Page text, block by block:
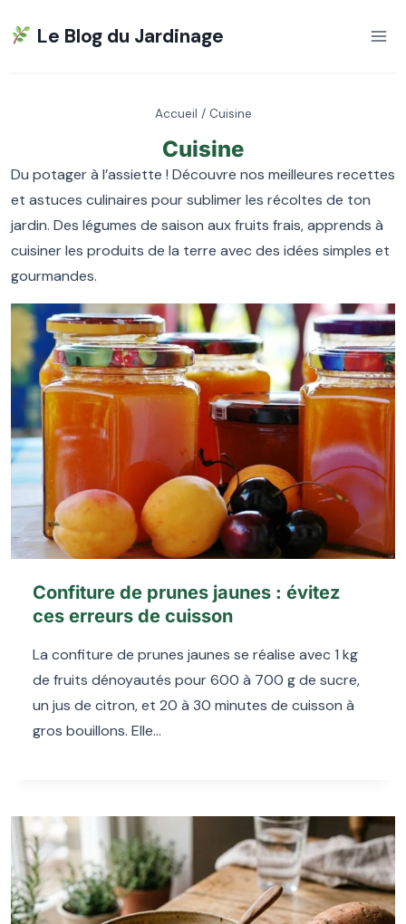
au
Le Blog du Jardinage
Accueil / Cuisine
Cuisine
Du potager à l’assiette ! Découvre nos meilleures recettes
et astuces culinaires pour sublimer les récoltes de ton
jardin. Des légumes de saison aux fruits frais, apprends à
cuisiner les produits de la terre avec des idées simples et
gourmandes.
Confiture de prunes jaunes : évitez
ces erreurs de cuisson
La confiture de prunes jaunes se réalise avec 1 kg
de fruits dénoyautés pour 600 à 700 g de sucre,
un jus de citron, et 20 à 30 minutes de cuisson à
gros bouillons. Elle…